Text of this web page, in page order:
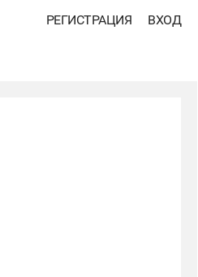
ВХОД
РЕГИСТРАЦИЯ